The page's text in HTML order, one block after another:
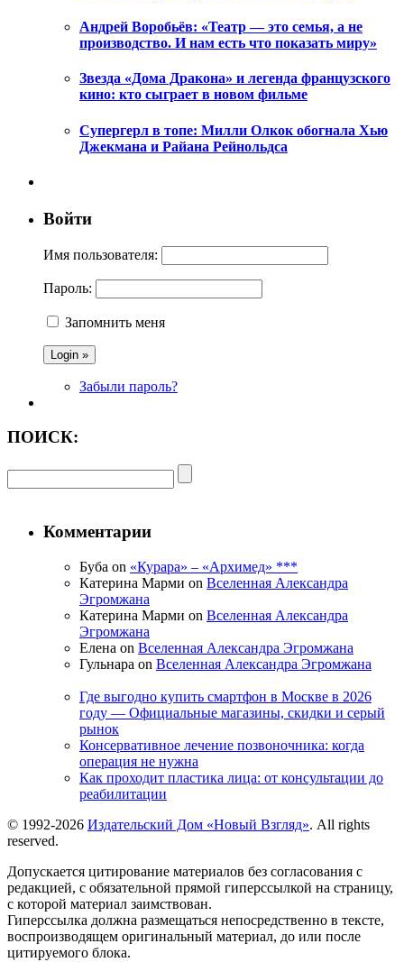
Андрей Воробьёв: «Театр — это семья, а не
производство. И нам есть что показать миру»
Звезда «Дома Дракона» и легенда французского
кино: кто сыграет в новом фильме
Супергерл в топе: Милли Олкок обогнала Хью
Джекмана и Райана Рейнольдса
Войти
Имя пользователя:
Пароль:
Запомнить меня
Забыли пароль?
ПОИСК:
Комментарии
Буба on «Курара» – «Архимед» ***
Катерина Марми on Вселенная Александра
Эгромжана
Катерина Марми on Вселенная Александра
Эгромжана
Елена on Вселенная Александра Эгромжана
Гульнара on Вселенная Александра Эгромжана
Где выгодно купить смартфон в Москве в 2026
году — Официальные магазины, скидки и серый
рынок
Консервативное лечение позвоночника: когда
операция не нужна
Как проходит пластика лица: от консультации до
реабилитации
© 1992-2026 Издательский Дом «Новый Взгляд». All rights
reserved.
Допускается цитирование материалов без согласования с
редакцией, с обязательной прямой гиперссылкой на страницу,
с которой материал заимствован.
Гиперссылка должна размещаться непосредственно в тексте,
воспроизводящем оригинальный материал, до или после
цитируемого блока.